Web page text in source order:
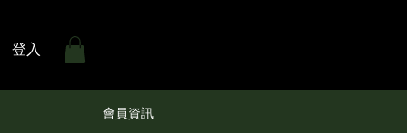
登入
會員資訊